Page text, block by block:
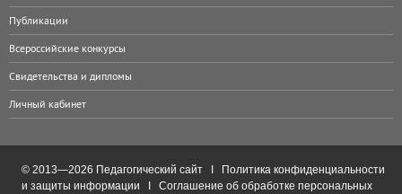
Публикации
Всероссийские конкурсы
Свидетельства и дипломы
Личный кабинет
© 2013—2026 Педагогический сайт I
Политика конфиденциальности
и защиты информации
Соглашение об обработке персональных